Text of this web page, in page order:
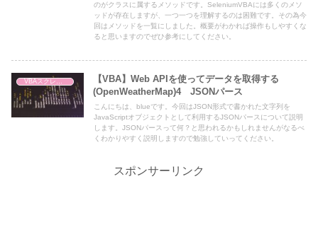
のがクラスに属するメソッドです。SeleniumVBAには多くのメソ
ッドが存在しますが、一つ一つを理解するのは困難です。その為今
回はメソッドを一覧にしました。概要がわかれば操作もしやすくな
ると思いますのでぜひ参考にしてください。
VBAスクレイピング
【VBA】Web APIを使ってデータを取得する
(OpenWeatherMap)4 JSONパース
こんにちは、blueです。今回はJSON形式で書かれた文字列を
JavaScriptオブジェクトとして利用するJSONパースについて説明
します。JSONパースって何？と思われるかもしれませんがなるべ
くわかりやすく説明しますので勉強していってください。
スポンサーリンク